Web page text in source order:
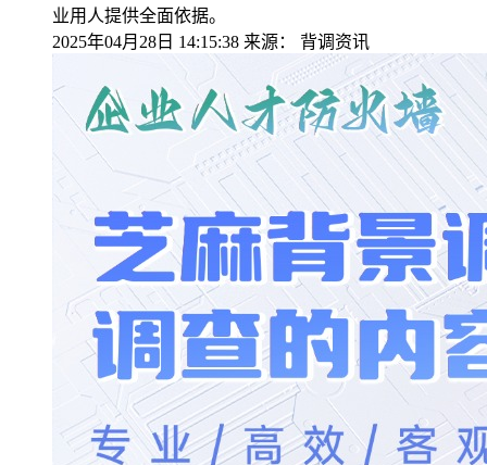
业用人提供全面依据。
2025年04月28日 14:15:38 来源： 背调资讯